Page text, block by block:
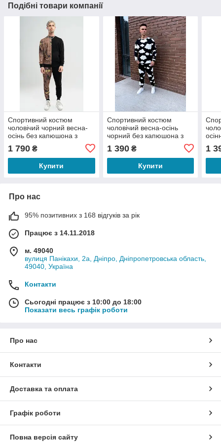
Подібні товари компанії
Спортивний костюм
чоловічий чорний весна-
осінь без капюшона з
Crosses
1 790 ₴
Купити
Спортивний костюм
чоловічий весна-осінь
чорний без капюшона з
1 390₴
Купити
1
Про нас
95% позитивних з 168 відгуків за рік
Працює з 14.11.2018
м. 49040
вулиця Панікахи, 2а, Дніпро, Дніпропетровська область,
49040, Україна
Контакти
Сьогодні працює з 10:00 до 18:00
Показати весь графік роботи
Про нас
Контакти
Доставка та оплата
Графік роботи
Повна версія сайту